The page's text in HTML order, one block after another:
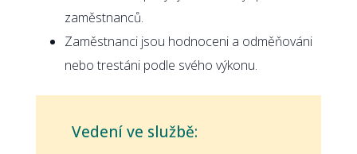
zaměstnanců.
Zaměstnanci jsou hodnoceni a odměňováni
nebo trestáni podle svého výkonu.
Vedení ve službě: